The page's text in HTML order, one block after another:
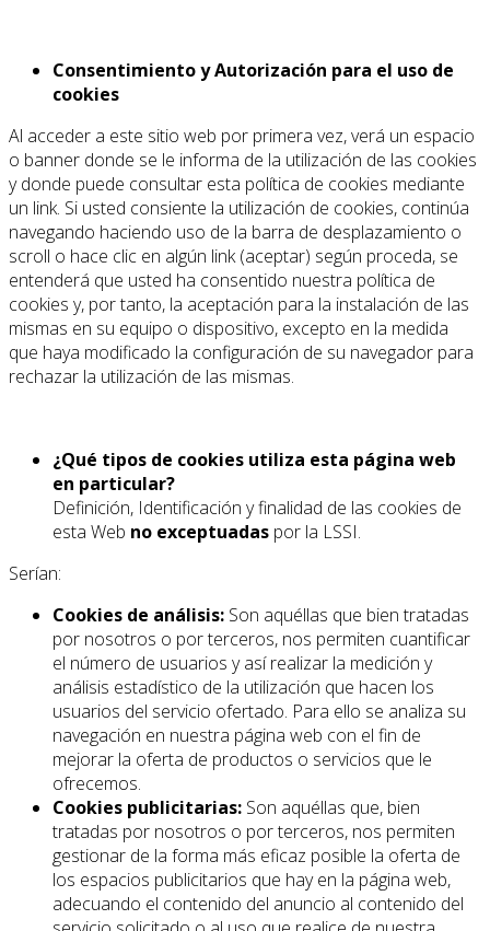
Consentimiento y Autorización para el uso de
cookies
Al acceder a este sitio web por primera vez, verá un espacio
o banner donde se le informa de la utilización de las cookies
y donde puede consultar esta política de cookies mediante
un link. Si usted consiente la utilización de cookies, continúa
navegando haciendo uso de la barra de desplazamiento o
scroll o hace clic en algún link (aceptar) según proceda, se
entenderá que usted ha consentido nuestra política de
cookies y, por tanto, la aceptación para la instalación de las
mismas en su equipo o dispositivo, excepto en la medida
que haya modificado la configuración de su navegador para
rechazar la utilización de las mismas.
¿Qué tipos de cookies utiliza esta página web
en particular?
Definición, Identificación y finalidad de las cookies de
esta Web no exceptuadas por la LSSI.
Serían:
Cookies de análisis: Son aquéllas que bien tratadas
por nosotros o por terceros, nos permiten cuantificar
el número de usuarios y así realizar la medición y
análisis estadístico de la utilización que hacen los
usuarios del servicio ofertado. Para ello se analiza su
navegación en nuestra página web con el fin de
mejorar la oferta de productos o servicios que le
ofrecemos.
Cookies publicitarias: Son aquéllas que, bien
tratadas por nosotros o por terceros, nos permiten
gestionar de la forma más eficaz posible la oferta de
los espacios publicitarios que hay en la página web,
adecuando el contenido del anuncio al contenido del